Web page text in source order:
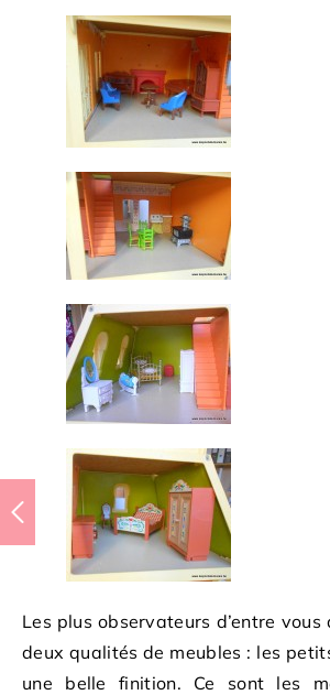
Les plus observateurs d’entre
deux qualités de meubles : les
une belle finition. Ce sont les